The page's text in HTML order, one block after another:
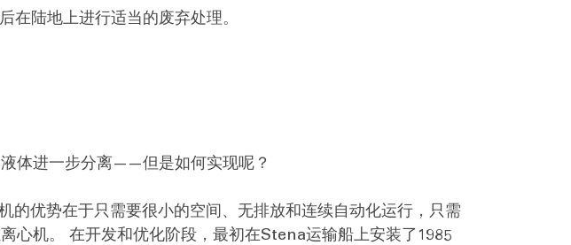
在陆地上进行适当的废弃处理。
体进一步分离——但是如何实现呢？
优势在于只需要很小的空间、无排放和连续自动化运行，只需
心机。 在开发和优化阶段，最初在Stena运输船上安装了1985